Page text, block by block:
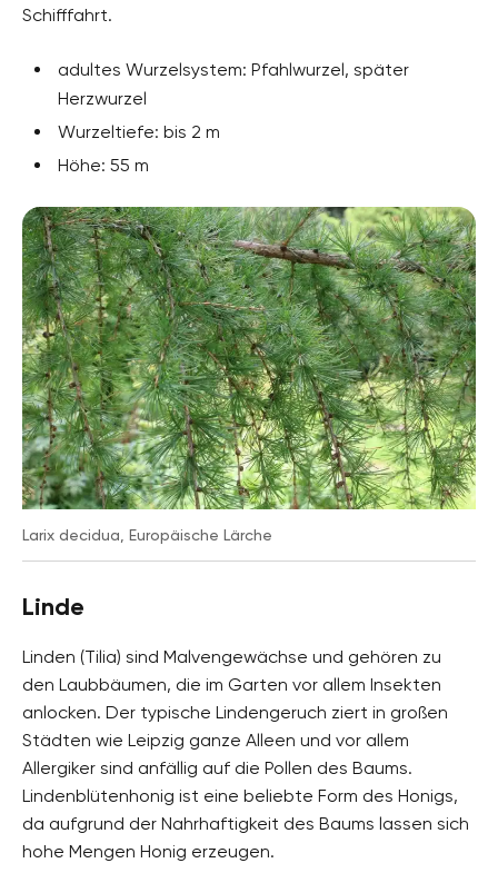
Schifffahrt.
adultes Wurzelsystem: Pfahlwurzel, später
Herzwurzel
Wurzeltiefe: bis 2 m
Höhe: 55 m
Larix decidua, Europäische Lärche
Linde
Linden (Tilia) sind Malvengewächse und gehören zu
den Laubbäumen, die im Garten vor allem Insekten
anlocken. Der typische Lindengeruch ziert in großen
Städten wie Leipzig ganze Alleen und vor allem
Allergiker sind anfällig auf die Pollen des Baums.
Lindenblütenhonig ist eine beliebte Form des Honigs,
da aufgrund der Nahrhaftigkeit des Baums lassen sich
hohe Mengen Honig erzeugen.